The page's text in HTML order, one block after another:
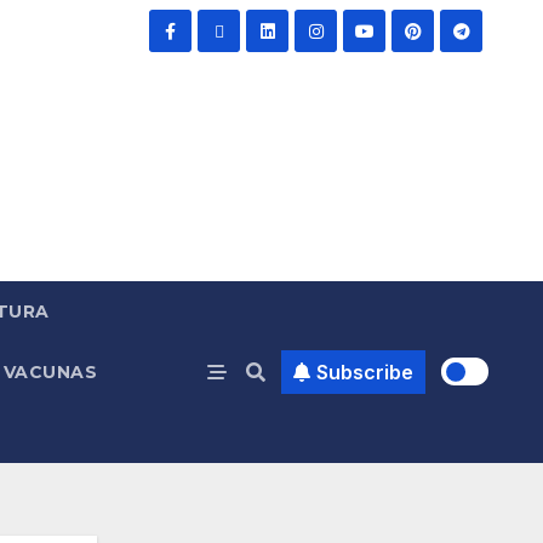
VACUNAS Subscribe